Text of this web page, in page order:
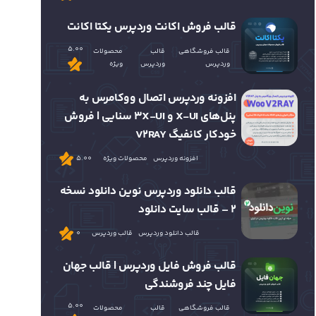
قالب فروش اکانت وردپرس یکتا اکانت
قالب فروشگاهی
وردپرس
قالب
وردپرس
محصولات
ویژه
5.00
افزونه وردپرس اتصال ووکامرس به
پنل‌های X-UI و 3X-UI سنایی | فروش
خودکار کانفیگ V2RAY
افزونه وردپرس محصولات ویژه 5.00
قالب دانلود وردپرس نوین دانلود نسخه
2 – قالب سایت دانلود
قالب دانلود وردپرس قالب وردپرس 0
قالب فروش فایل وردپرس | قالب جهان
فایل چند فروشندگی
قالب فروشگاهی
قالب
محصولات
5.00